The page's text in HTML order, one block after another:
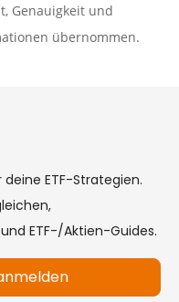
Genauigkeit und
übernommen.